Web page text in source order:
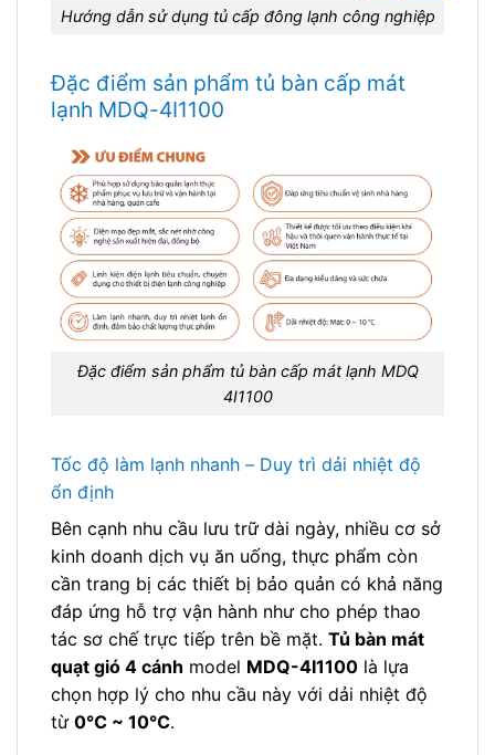
Hướng dẫn sử dụng tủ cấp đông lạnh công nghiệp
Đặc điểm sản phẩm tủ bàn cấp mát
lạnh MDQ-4I1100
Đặc điểm sản phẩm tủ bàn cấp mát lạnh MDQ
4I1100
Tốc độ làm lạnh nhanh – Duy trì dải nhiệt độ
ổn định
Bên cạnh nhu cầu lưu trữ dài ngày, nhiều cơ sở
kinh doanh dịch vụ ăn uống, thực phẩm còn
cần trang bị các thiết bị bảo quản có khả năng
đáp ứng hỗ trợ vận hành như cho phép thao
tác sơ chế trực tiếp trên bề mặt. Tủ bàn mát
quạt gió 4 cánh model MDQ-4I1100 là lựa
chọn hợp lý cho nhu cầu này với dải nhiệt độ
từ 0℃ ~ 10℃.